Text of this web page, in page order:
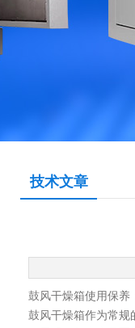
技术文章
鼓风干燥箱使用保养
鼓风干燥箱作为常规